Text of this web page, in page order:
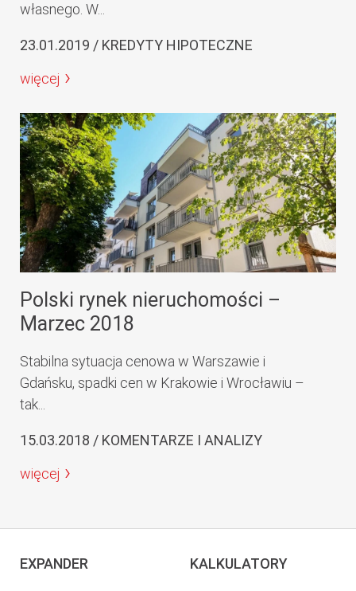
własnego. W...
23.01.2019 / KREDYTY HIPOTECZNE
więcej
Polski rynek nieruchomości –
Marzec 2018
Stabilna sytuacja cenowa w Warszawie i
Gdańsku, spadki cen w Krakowie i Wrocławiu –
tak...
15.03.2018 / KOMENTARZE I ANALIZY
więcej
EXPANDER KALKULATORY